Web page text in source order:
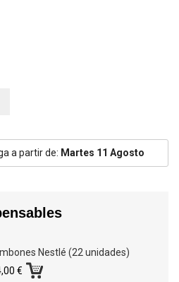
a partir de: Martes 11 Agosto
Nestlé (22 unidades)
€